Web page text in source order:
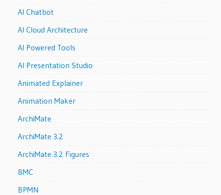
AI Chatbot
AI Cloud Architecture
AI Powered Tools
AI Presentation Studio
Animated Explainer
Animation Maker
ArchiMate
ArchiMate 3.2
ArchiMate 3.2 Figures
BMC
BPMN